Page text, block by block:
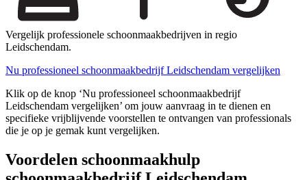
Vergelijk professionele schoonmaakbedrijven in regio
Leidschendam.
Nu professioneel schoonmaakbedrijf Leidschendam vergelijken
Klik op de knop ‘Nu professioneel schoonmaakbedrijf
Leidschendam vergelijken’ om jouw aanvraag in te dienen en
specifieke vrijblijvende voorstellen te ontvangen van professionals
die je op je gemak kunt vergelijken.
Voordelen schoonmaakhulp